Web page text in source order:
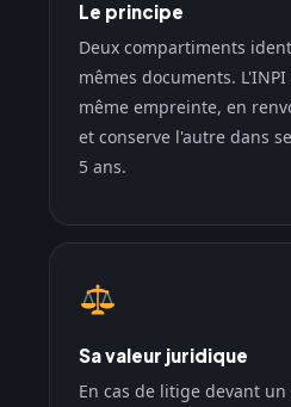
Le principe
Deux compartiments
mêmes documents.
même empreinte, en
et conserve l'autre dans
5 ans.
Sa valeur juridique
En cas de litige devant